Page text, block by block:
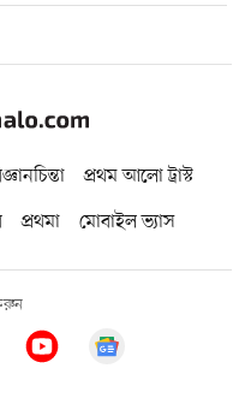
প্রথম আলো ট্রাস্ট
প্রথমা মোবাইল ভ্যাস